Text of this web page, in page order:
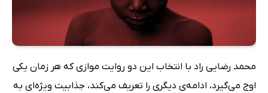
محمد رضایی راد با انتخاب این دو روایت موازی که هر زمان یکی
اوج می‌گیرد، ادامه‌ی دیگری را تعریف می‌کند، جذابیت ویژه‌ای به